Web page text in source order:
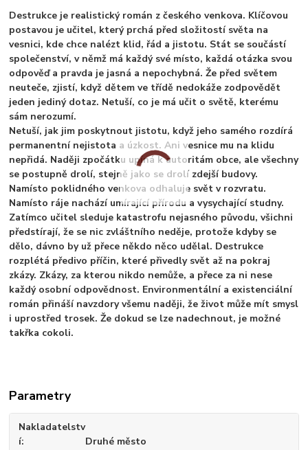
Destrukce je realistický román z českého venkova. Klíčovou
postavou je učitel, který prchá před složitostí světa na
vesnici, kde chce nalézt klid, řád a jistotu. Stát se součástí
společenství, v němž má každý své místo, každá otázka svou
odpověď a pravda je jasná a nepochybná. Že před světem
neuteče, zjistí, když dětem ve třídě nedokáže zodpovědět
jeden jediný dotaz. Netuší, co je má učit o světě, kterému
sám nerozumí.
Netuší, jak jim poskytnout jistotu, když jeho samého rozdírá
permanentní nejistota a úzkost. Ani vesnice mu na klidu
nepřidá. Naději zpočátku upíná k autoritám obce, ale všechny
se postupně drolí, stejně jako se drolí zdejší budovy.
Namísto poklidného venkova odhaluje svět v rozvratu.
Namísto ráje nachází umírající přírodu a vysychající studny.
Zatímco učitel sleduje katastrofu nejasného původu, všichni
předstírají, že se nic zvláštního neděje, protože kdyby se
dělo, dávno by už přece někdo něco udělal. Destrukce
rozplétá předivo příčin, které přivedly svět až na pokraj
zkázy. Zkázy, za kterou nikdo nemůže, a přece za ni nese
každý osobní odpovědnost. Environmentální a existenciální
román přináší navzdory všemu naději, že život může mít smysl
i uprostřed trosek. Že dokud se lze nadechnout, je možné
takřka cokoli.
Parametry
Nakladatelstv
í
Druhé město